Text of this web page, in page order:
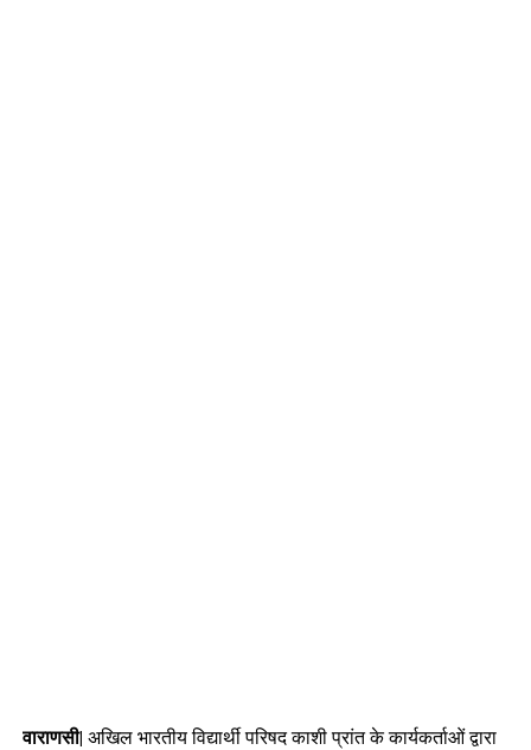
वाराणसी| अखिल भारतीय विद्यार्थी परिषद काशी प्रांत के कार्यकर्ताओं द्वारा